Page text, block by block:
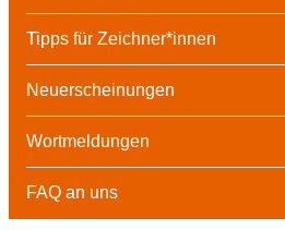
Tipps für Zeichner*innen
Neuerscheinungen
Wortmeldungen
FAQ an uns